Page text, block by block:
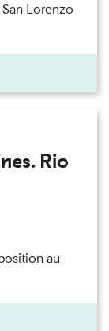
Lorenzo
Rio
au